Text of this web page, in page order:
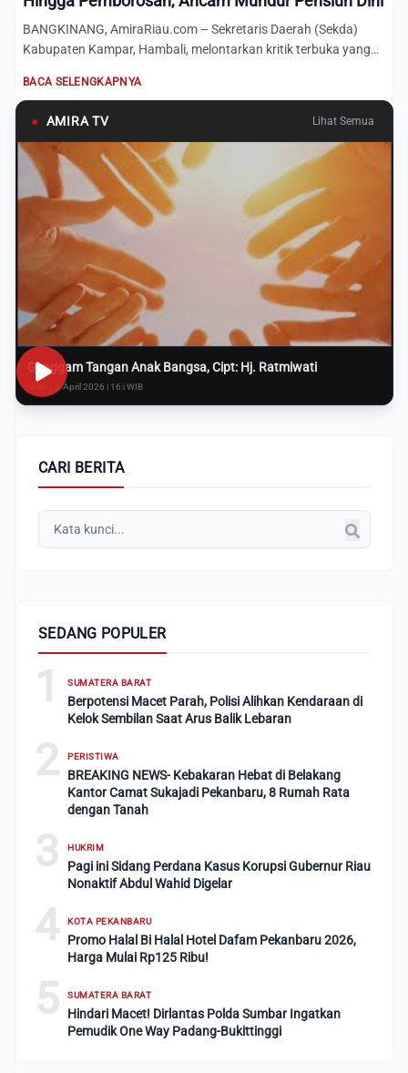
BANGKINANG, AmiraRiau.com – Sekretaris Daerah (Sekda)
Kabupaten Kampar, Hambali, melontarkan kritik terbuka yang
BACA SELENGKAPNYA
● AMIRA TV Lihat Semua
Genggam Tangan Anak Bangsa, Cipt: Hj. Ratmiwati
Rabu, 8 April 2026 | 16:i WIB
CARI BERITA
SEDANG POPULER
1 SUMATERA BARAT
Berpotensi Macet Parah, Polisi Alihkan Kendaraan di
Kelok Sembilan Saat Arus Balik Lebaran
2 PERISTIWA
BREAKING NEWS- Kebakaran Hebat di Belakang
Kantor Camat Sukajadi Pekanbaru, 8 Rumah Rata
dengan Tanah
3 HUKRIM
Pagi ini Sidang Perdana Kasus Korupsi Gubernur Riau
Nonaktif Abdul Wahid Digelar
4 KOTA PEKANBARU
Promo Halal Bi Halal Hotel Dafam Pekanbaru 2026,
Harga Mulai Rp125 Ribu!
5 SUMATERA BARAT
Hindari Macet! Dirlantas Polda Sumbar Ingatkan
Pemudik One Way Padang-Bukittinggi